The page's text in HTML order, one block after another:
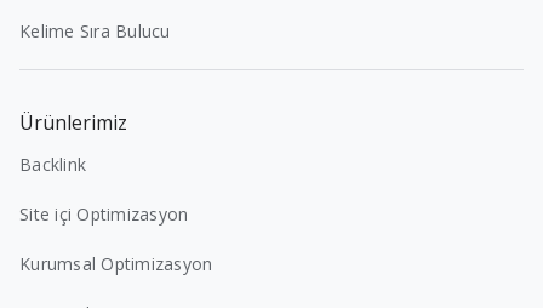
Kelime Sıra Bulucu
Ürünlerimiz
Backlink
Site içi Optimizasyon
Kurumsal Optimizasyon